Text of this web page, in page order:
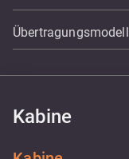
Übertragungsmodell
Kabine